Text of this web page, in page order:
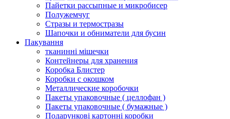
Пайетки рассыпные и микробисер
Полужемчуг
Стразы и термостразы
Шапочки и обниматели для бусин
Пакування
тканинні мішечки
Контейнеры для хранения
Коробка Блистер
Коробки с окошком
Металлические коробочки
Пакеты упаковочные ( целлофан )
Пакеты упаковочные ( бумажные )
Подарункові картонні коробки